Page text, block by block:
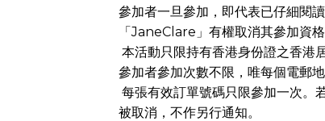
參加者一旦參加，即代表已仔細閱
「JaneClare」有權取消其參加資格
本活動只限持有香港身份證之香港
參加者參加次數不限，唯每個電郵
每張有效訂單號碼只限參加一次。
被取消，不作另行通知。